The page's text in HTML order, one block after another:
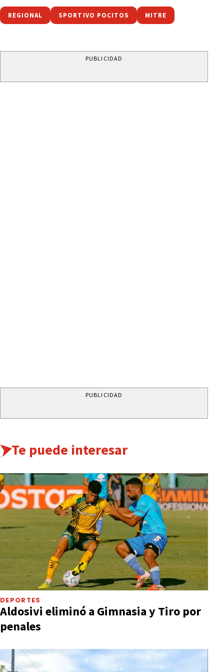
REGIONAL SPORTIVO POCITOS MITRE
PUBLICIDAD
PUBLICIDAD
Te puede interesar
DEPORTES
Aldosivi eliminó a Gimnasia y Tiro por
penales